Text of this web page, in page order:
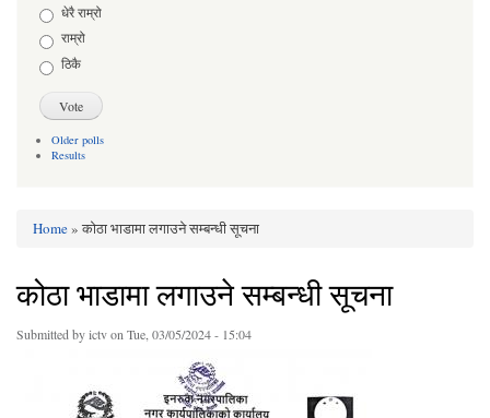
Choicesधेरै राम्रो
राम्रो
ठिकै
Older polls
Results
Home» कोठा भाडामा लगाउने सम्बन्धी सूचना
कोठा भाडामा लगाउने सम्बन्धी सूचना
Submitted byictvon Tue, 03/05/2024 - 15:04